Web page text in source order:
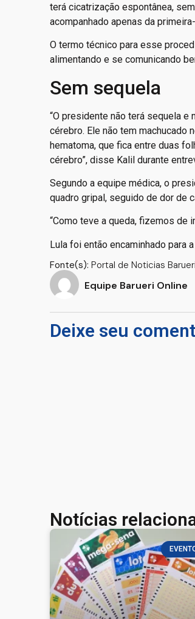
terá cicatrização espontânea,
acompanhado apenas da
O termo técnico para esse
alimentando e se comunicando
Sem sequela
“O presidente não terá sequela
cérebro. Ele não tem machucado
hematoma, que fica entre duas
cérebro”, disse Kalil durante
Segundo a equipe médica, o
quadro gripal, seguido de dor de
“Como teve a queda, fizemos de
Lula foi então encaminhado para
Fonte(s): Portal de Noticias
Equipe Barueri Online
Deixe seu
Notícias